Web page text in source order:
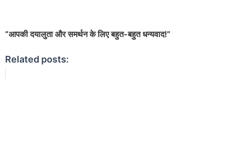
“आपकी दयालुता और समर्थन के लिए बहुत-बहुत धन्यवाद!”
Related posts: